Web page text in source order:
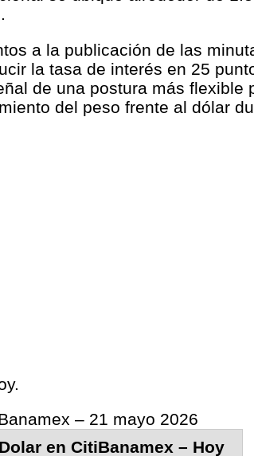
a la publicación de las
la tasa de interés en 25
de una postura más flexible
del peso frente al dólar
– 21 mayo 2026
en CitiBanamex – Hoy